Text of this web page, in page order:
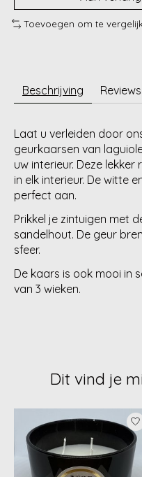
Toevoegen om te
Beschrijving
Laat u verleiden door
geurkaarsen van
uw interieur. Deze
in elk interieur. De witte
perfect aan.
Prikkel je zintuigen met
sandelhout. De geur
sfeer.
De kaars is ook mooi in
van 3 wieken.
Dit vind je
Items van